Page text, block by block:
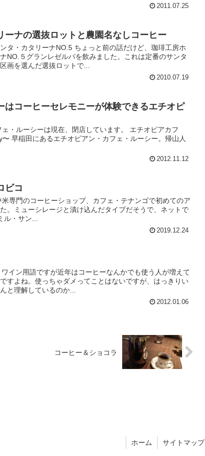
2011.07.25
ーナの選抜ロットと農園名なしコーヒー
タ・カタリーナNO.5 ちょっと前の話だけど、珈琲工房ホ
NO.５グランレゼルバを飲みました。これは定番のサンタ
画を選んだ選抜ロットで...
2010.07.19
はコーヒーセレモニーが体験できるエチオピ
・ルーシーは現在、閉店しています。 エチオピアカフ
早稲田にあるエチオピアン・カフェ・ルーシー。帰山人
2012.11.12
ビコ
専門のコーヒーショップ、カフェ・テナンゴで初めてのア
。ミューシレージと漬け込んだタイプだそうで、ネットで
・サン...
2019.12.24
イン用語ですが近年はコーヒーなんかでも使う人が増えて
すよね。使っちゃダメってことはないですが、はっきりい
と理解しているのか...
2012.01.06
コーヒー＆ショコラ
ホーム サイトマップ